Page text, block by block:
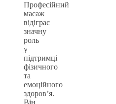
Професійний
масаж
відіграє
значну
роль
у
підтримці
фізичного
та
емоційного
здоров’я.